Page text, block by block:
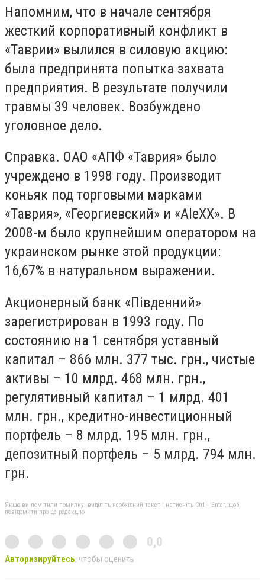
Напомним, что в начале сентября
жесткий корпоративный конфликт в
«Таврии» вылился в силовую акцию:
была предпринята попытка захвата
предприятия. В результате получили
травмы 39 человек. Возбуждено
уголовное дело.
Справка. ОАО «АПФ «Таврия» было
учреждено в 1998 году. Производит
коньяк под торговыми марками
«Таврия», «Георгиевский» и «AleXX». В
2008-м было крупнейшим оператором на
украинском рынке этой продукции:
16,67% в натуральном выражении.
Акционерный банк «Пiвденний»
зарегистрирован в 1993 году. По
состоянию на 1 сентября уставный
капитал – 866 млн. 377 тыс. грн., чистые
активы – 10 млрд. 468 млн. грн.,
регулятивный капитал – 1 млрд. 401
млн. грн., кредитно-инвестиционный
портфель – 8 млрд. 195 млн. грн.,
депозитный портфель – 5 млрд. 794 млн.
грн.
Якщо ви помітили помилку, виділіть необхідний текст і натисніть Ctrl + Enter, щоб
повідомити про це редакцію
0,0
Авторизируйтесь, чтобы оценить